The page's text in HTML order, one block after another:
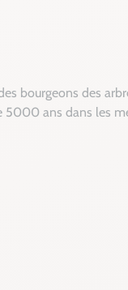
bourgeons des
5000 ans dans les